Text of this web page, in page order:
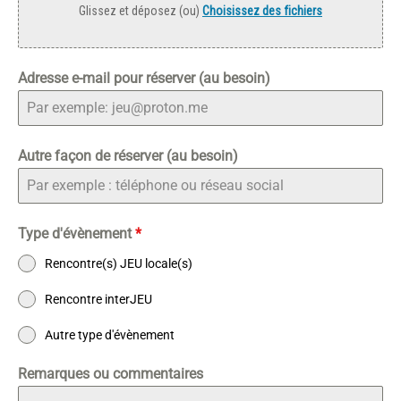
Glissez et déposez (ou) Choisissez des fichiers
Adresse e-mail pour réserver (au besoin)
Autre façon de réserver (au besoin)
Type d'évènement*
Rencontre(s) JEU locale(s)
Rencontre interJEU
Autre type d'évènement
Remarques ou commentaires